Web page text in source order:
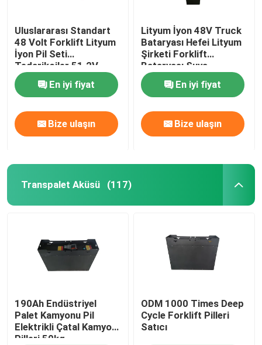
Uluslararası Standart
48 Volt Forklift Lityum
İyon Pil Seti
Tedarikçiler 51.2V
12AH
En iyi fiyat
Bize ulaşın
Lityum İyon 48V Truck
Bataryası Hefei Lityum
Şirketi Forklift
Bataryası Suya
dayanıklı
En iyi fiyat
Bize ulaşın
Transpalet Aküsü (117)
190Ah Endüstriyel
Palet Kamyonu Pil
Elektrikli Çatal Kamyon
Pilleri 50kg
ODM 1000 Times Deep
Cycle Forklift Pilleri
Satıcı